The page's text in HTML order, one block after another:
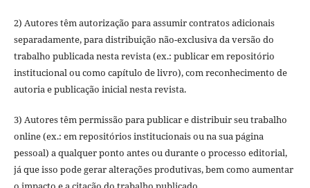
2) Autores têm autorização para assumir contratos adicionais
separadamente, para distribuição não-exclusiva da versão do
trabalho publicada nesta revista (ex.: publicar em repositório
institucional ou como capítulo de livro), com reconhecimento de
autoria e publicação inicial nesta revista.
3) Autores têm permissão para publicar e distribuir seu trabalho
online (ex.: em repositórios institucionais ou na sua página
pessoal) a qualquer ponto antes ou durante o processo editorial,
já que isso pode gerar alterações produtivas, bem como aumentar